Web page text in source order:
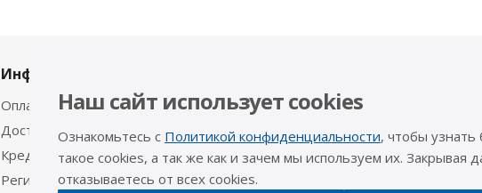
Информация
Оплата
Доставка
Кредит
Регистрация в ГИБДД
Статьи
Фото
Видео
Вопрос-ответ
Наш сайт использует cookies
Ознакомьтесь с Политикой конфиденциальности, чтобы
такое cookies, а так же как и зачем мы используем их. Закрывая
отказываетесь от всех cookies.